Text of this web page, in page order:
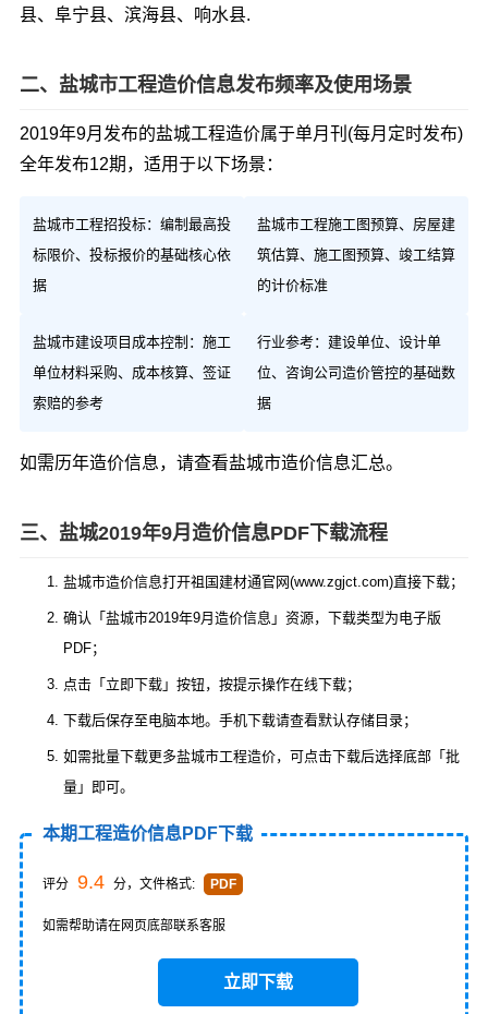
县、阜宁县、滨海县、响水县.
二、盐城市工程造价信息发布频率及使用场景
2019年9月发布的盐城工程造价属于单月刊(每月定时发布)
全年发布12期，适用于以下场景：
盐城市工程招投标：编制最高投
标限价、投标报价的基础核心依
据
盐城市工程施工图预算、房屋建
筑估算、施工图预算、竣工结算
的计价标准
盐城市建设项目成本控制：施工
单位材料采购、成本核算、签证
索赔的参考
行业参考：建设单位、设计单
位、咨询公司造价管控的基础数
据
如需历年造价信息，请查看盐城市造价信息汇总。
三、盐城2019年9月造价信息PDF下载流程
盐城市造价信息打开祖国建材通官网(www.zgjct.com)直接下载；
确认「盐城市2019年9月造价信息」资源，下载类型为电子版
PDF；
点击「立即下载」按钮，按提示操作在线下载；
下载后保存至电脑本地。手机下载请查看默认存储目录；
如需批量下载更多盐城市工程造价，可点击下载后选择底部「批
量」即可。
本期工程造价信息PDF下载
评分 9.4 分，文件格式: PDF
如需帮助请在网页底部联系客服
立即下载